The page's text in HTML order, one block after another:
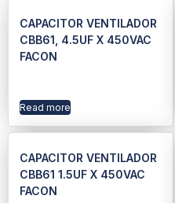
CAPACITOR VENTILADOR
CBB61, 4.5UF X 450VAC
FACON
Read more
CAPACITOR VENTILADOR
CBB61 1.5UF X 450VAC
FACON